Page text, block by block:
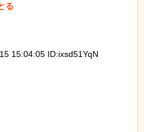
る
15:04:05 ID:ixsd51YqN